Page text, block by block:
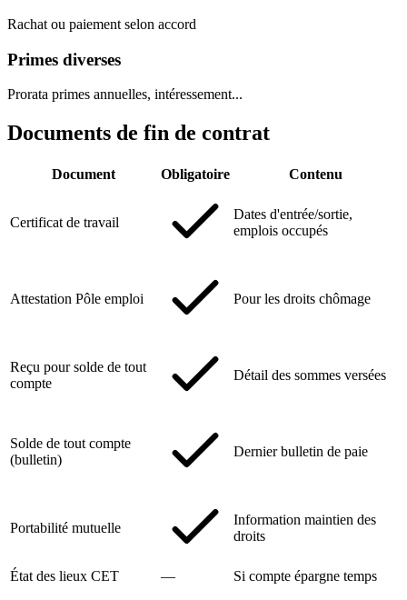
Rachat ou paiement selon accord
Primes diverses
Prorata primes annuelles, intéressement...
Documents de fin de contrat
Document Obligatoire Contenu
Certificat de travail
Dates d'entrée/sortie,
emplois occupés
Attestation Pôle emploi Pour les droits chômage
Reçu pour solde de tout
compte
Détail des sommes versées
Solde de tout compte
(bulletin)
Dernier bulletin de paie
Portabilité mutuelle
Information maintien des
droits
État des lieux CET — Si compte épargne temps